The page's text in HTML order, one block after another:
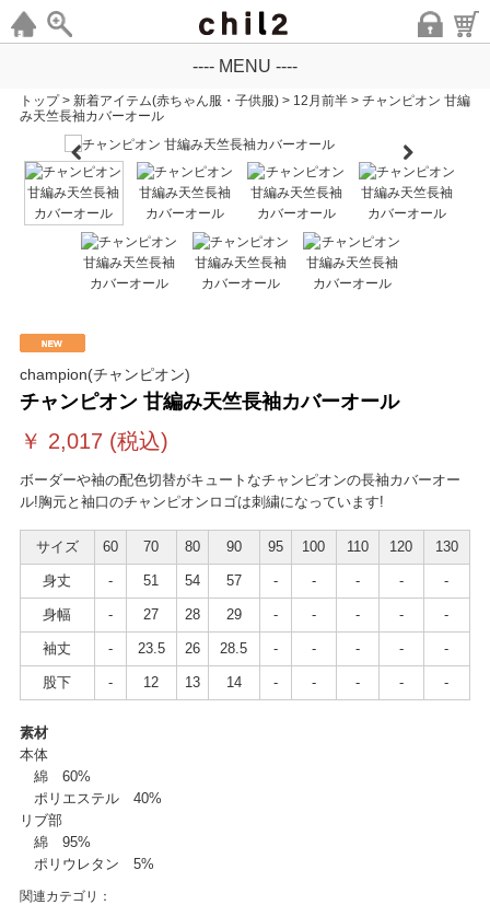
---- MENU ----
トップ > 新着アイテム(赤ちゃん服・子供服) > 12月前半 > チャンピオン 甘編
み天竺長袖カバーオール
champion(チャンピオン)
チャンピオン 甘編み天竺長袖カバーオール
￥ 2,017(税込)
ボーダーや袖の配色切替がキュートなチャンピオンの長袖カバーオー
ル!胸元と袖口のチャンピオンロゴは刺繍になっています!
サイズ 60 70 80 90 95 100 110 120 130
身丈 - 51 54 57 - - - - -
身幅 - 27 28 29 - - - - -
袖丈 - 23.5 26 28.5 - - - - -
股下 - 12 13 14 - - - - -
素材
本体
綿 60%
ポリエステル 40%
リブ部
綿 95%
ポリウレタン 5%
関連カテゴリ：